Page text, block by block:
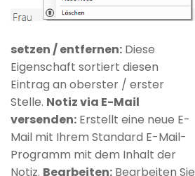
setzen / entfernen: Diese
Eigenschaft sortiert diesen
Eintrag an oberster / erster
Stelle. Notiz via E-Mail
versenden: Erstellt eine neue E-
Mail mit Ihrem Standard E-Mail-
Programm mit dem Inhalt der
Notiz. Bearbeiten: Bearbeiten Sie